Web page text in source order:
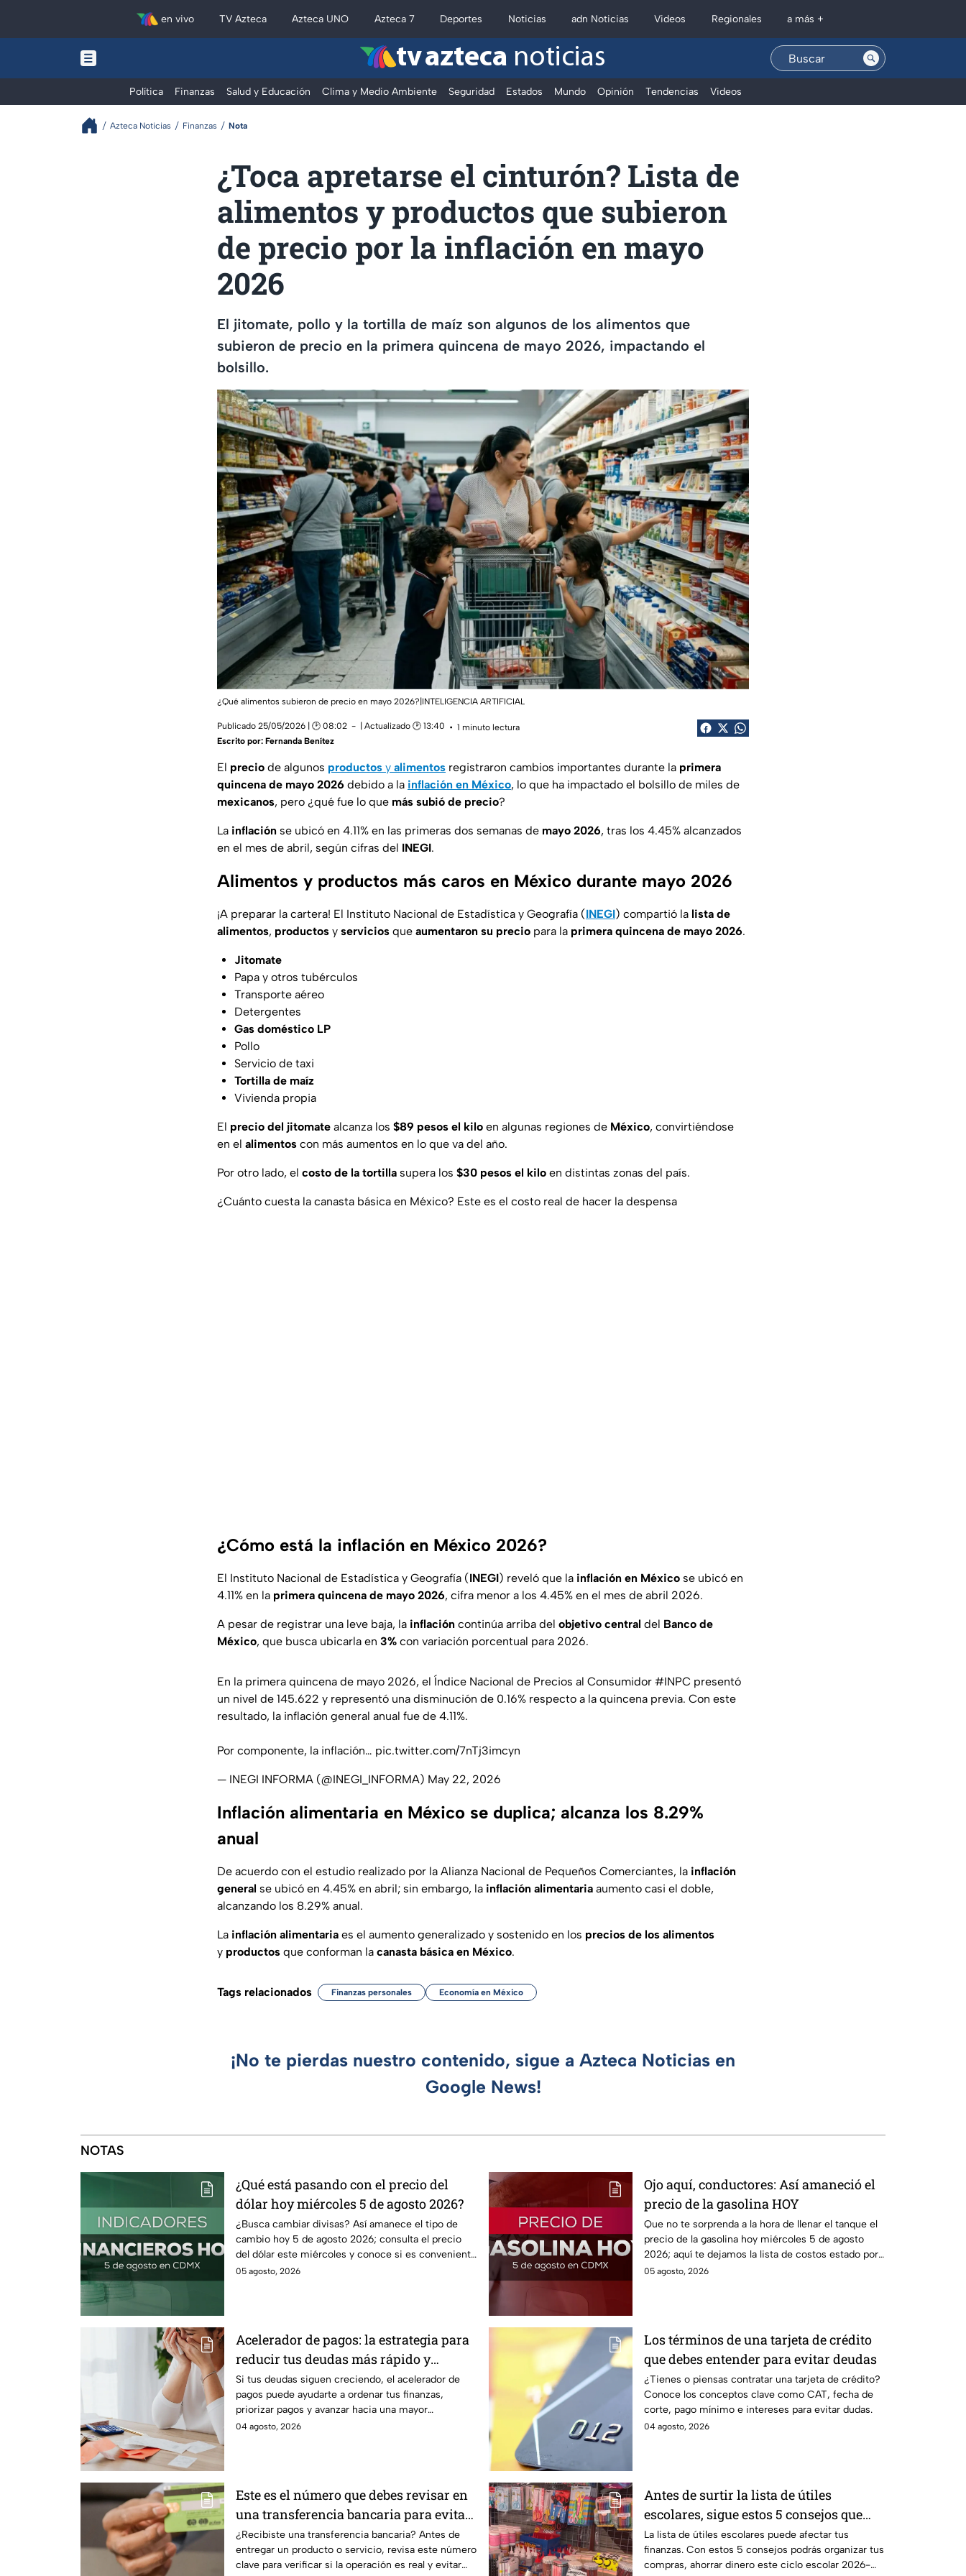
en vivo TV Azteca Azteca UNO Azteca 7 Deportes Noticias adn Noticias Videos Regionales a más +
tv azteca noticias
Política Finanzas Salud y Educación Clima y Medio Ambiente Seguridad Estados Mundo Opinión Tendencias Videos
Azteca Noticias Finanzas Nota
¿Toca apretarse el cinturón? Lista de
alimentos y productos que subieron
de precio por la inflación en mayo
2026
El jitomate, pollo y la tortilla de maíz son algunos de los alimentos que
subieron de precio en la primera quincena de mayo 2026, impactando el
bolsillo.
¿Qué alimentos subieron de precio en mayo 2026?|INTELIGENCIA ARTIFICIAL
Publicado 25/05/2026 | 🕑 08:02 | Actualizado 🕑 13:40
1 minuto lectura
Escrito por: Fernanda Benítez
El precio de algunos productos y alimentos registraron cambios importantes durante la primera
quincena de mayo 2026 debido a la inflación en México, lo que ha impactado el bolsillo de miles de
mexicanos, pero ¿qué fue lo que más subió de precio?
La inflación se ubicó en 4.11% en las primeras dos semanas de mayo 2026, tras los 4.45% alcanzados
en el mes de abril, según cifras del INEGI.
Alimentos y productos más caros en México durante mayo 2026
¡A preparar la cartera! El Instituto Nacional de Estadística y Geografía (INEGI) compartió la lista de
alimentos, productos y servicios que aumentaron su precio para la primera quincena de mayo 2026.
Jitomate
Papa y otros tubérculos
Transporte aéreo
Detergentes
Gas doméstico LP
Pollo
Servicio de taxi
Tortilla de maíz
Vivienda propia
El precio del jitomate alcanza los $89 pesos el kilo en algunas regiones de México, convirtiéndose
en el alimentos con más aumentos en lo que va del año.
Por otro lado, el costo de la tortilla supera los $30 pesos el kilo en distintas zonas del país.
¿Cuánto cuesta la canasta básica en México? Este es el costo real de hacer la despensa
¿Cómo está la inflación en México 2026?
El Instituto Nacional de Estadística y Geografía (INEGI) reveló que la inflación en México se ubicó en
4.11% en la primera quincena de mayo 2026, cifra menor a los 4.45% en el mes de abril 2026.
A pesar de registrar una leve baja, la inflación continúa arriba del objetivo central del Banco de
México, que busca ubicarla en 3% con variación porcentual para 2026.
En la primera quincena de mayo 2026, el Índice Nacional de Precios al Consumidor #INPC presentó
un nivel de 145.622 y representó una disminución de 0.16% respecto a la quincena previa. Con este
resultado, la inflación general anual fue de 4.11%.
Por componente, la inflación… pic.twitter.com/7nTj3imcyn
— INEGI INFORMA (@INEGI_INFORMA) May 22, 2026
Inflación alimentaria en México se duplica; alcanza los 8.29%
anual
De acuerdo con el estudio realizado por la Alianza Nacional de Pequeños Comerciantes, la inflación
general se ubicó en 4.45% en abril; sin embargo, la inflación alimentaria aumento casi el doble,
alcanzando los 8.29% anual.
La inflación alimentaria es el aumento generalizado y sostenido en los precios de los alimentos
y productos que conforman la canasta básica en México.
Tags relacionados Finanzas personales Economía en México
¡No te pierdas nuestro contenido, sigue a Azteca Noticias en
Google News!
NOTAS
¿Qué está pasando con el precio del
dólar hoy miércoles 5 de agosto 2026?
¿Busca cambiar divisas? Así amanece el tipo de
cambio hoy 5 de agosto 2026; consulta el precio
del dólar este miércoles y conoce si es conveniente
comprar.
05 agosto, 2026
Ojo aquí, conductores: Así amaneció el
precio de la gasolina HOY
Que no te sorprenda a la hora de llenar el tanque el
precio de la gasolina hoy miércoles 5 de agosto
2026; aquí te dejamos la lista de costos estado por
estado.
05 agosto, 2026
Acelerador de pagos: la estrategia para
reducir tus deudas más rápido y
recuperar el control de tus finanzas
Si tus deudas siguen creciendo, el acelerador de
pagos puede ayudarte a ordenar tus finanzas,
priorizar pagos y avanzar hacia una mayor
tranquilidad económica.
04 agosto, 2026
Los términos de una tarjeta de crédito
que debes entender para evitar deudas
¿Tienes o piensas contratar una tarjeta de crédito?
Conoce los conceptos clave como CAT, fecha de
corte, pago mínimo e intereses para evitar dudas.
04 agosto, 2026
Este es el número que debes revisar en
una transferencia bancaria para evitar
fraudes
¿Recibiste una transferencia bancaria? Antes de
entregar un producto o servicio, revisa este número
clave para verificar si la operación es real y evitar
Antes de surtir la lista de útiles
escolares, sigue estos 5 consejos que
pueden ahorrar miles de pesos
La lista de útiles escolares puede afectar tus
finanzas. Con estos 5 consejos podrás organizar tus
compras, ahorrar dinero este ciclo escolar 2026-